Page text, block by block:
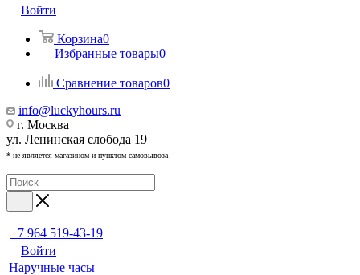
Войти
Корзина0
Избранные товары0
Сравнение товаров0
info@luckyhours.ru
г. Москва
ул. Ленинская слобода 19
* не является магазином и пунктом самовывоза
+7 964 519-43-19
Войти
Наручные часы